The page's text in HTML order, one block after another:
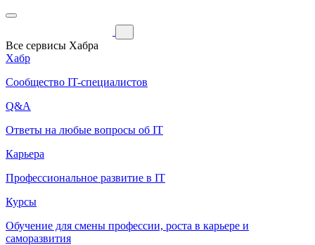
Все сервисы Хабра
Хабр
Сообщество IT-специалистов
Q&A
Ответы на любые вопросы об IT
Карьера
Профессиональное развитие в IT
Курсы
Обучение для смены профессии, роста в карьере и
саморазвития